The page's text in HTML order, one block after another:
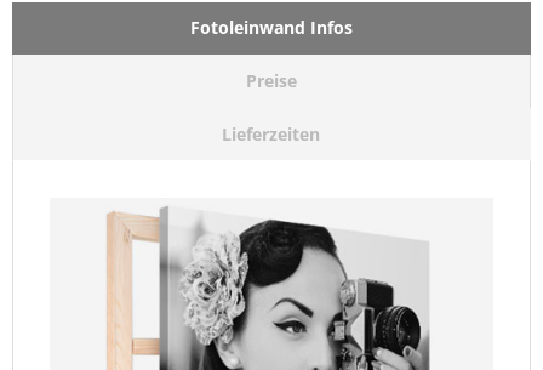
Fotoleinwand Infos
Preise
Lieferzeiten